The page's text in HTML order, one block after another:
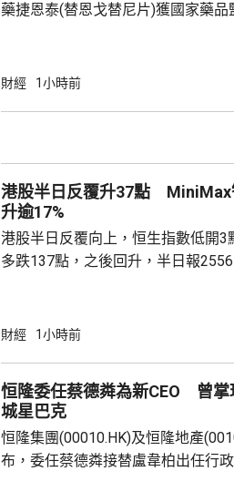
藥捷恩泰(替恩戈替尼片)獲國家藥品
重排的晚期、轉移性或不可手術切除
0.71元，升幅6%。 公告指，
財經 1小時前
港股半日反覆升37點 MiniMax
升逾17%
港股半日反覆向上，恒生指數低開3
多跌137點，之後回升，半日報
DeepSeek大幅上調API價格，大模
(03986.HK)升逾8%，報535.5元；迅
財經 1小時前
恒隆委任蔡德粦為新CEO 曾掌
城星巴克
恒隆集團(00010.HK)及恒隆地產
布，委任蔡德粦接替盧韋柏出任行政